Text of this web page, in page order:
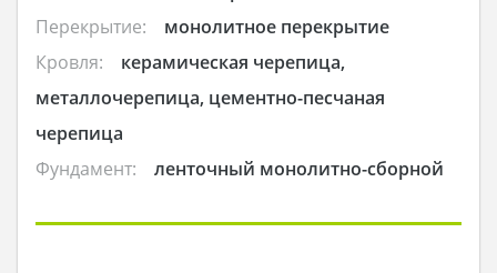
Перекрытие:
монолитное перекрытие
Кровля:
керамическая черепица,
металлочерепица, цементно-песчаная
черепица
Фундамент:
ленточный монолитно-сборной